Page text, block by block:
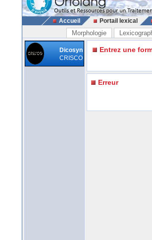
Accueil Portail lexical
Morphologie
Dicosyn
CRISCO
Entrez une
Erreur